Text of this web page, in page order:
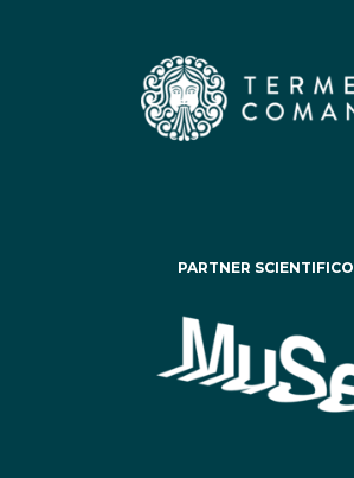
PARTNER SCIENTIFICO